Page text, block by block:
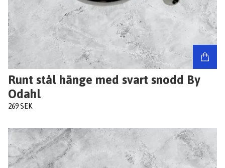
Runt stål hänge med svart snodd By
Odahl
269 SEK